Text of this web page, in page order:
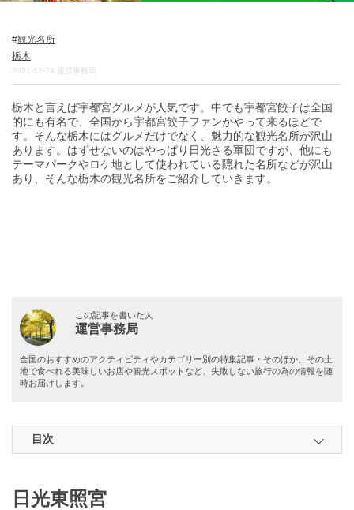
トラベルライター募集
観光名所
栃木
2021-12-24 運営事務局
栃木と言えば宇都宮グルメが人気です。中でも宇都宮餃子は全国
的にも有名で、全国から宇都宮餃子ファンがやって来るほどで
す。そんな栃木にはグルメだけでなく、魅力的な観光名所が沢山
あります。はずせないのはやっぱり日光さる軍団ですが、他にも
テーマパークやロケ地として使われている隠れた名所などが沢山
あり、そんな栃木の観光名所をご紹介していきます。
この記事を書いた人
運営事務局
全国のおすすめのアクティビティやカテゴリー別の特集記事・そのほか、その土
地で食べれる美味しいお店や観光スポットなど、失敗しない旅行の為の情報を随
時お届けします。
目次
日光東照宮